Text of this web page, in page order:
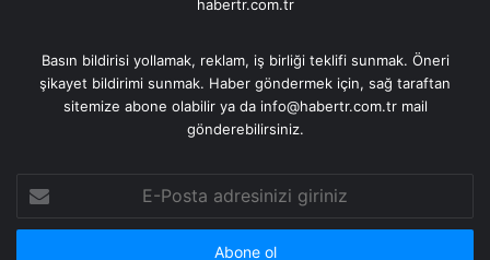
habertr.com.tr
Basın bildirisi yollamak, reklam, iş birliği teklifi sunmak. Öneri
şikayet bildirimi sunmak. Haber göndermek için, sağ taraftan
sitemize abone olabilir ya da info@habertr.com.tr mail
gönderebilirsiniz.
Posta
adresinizi